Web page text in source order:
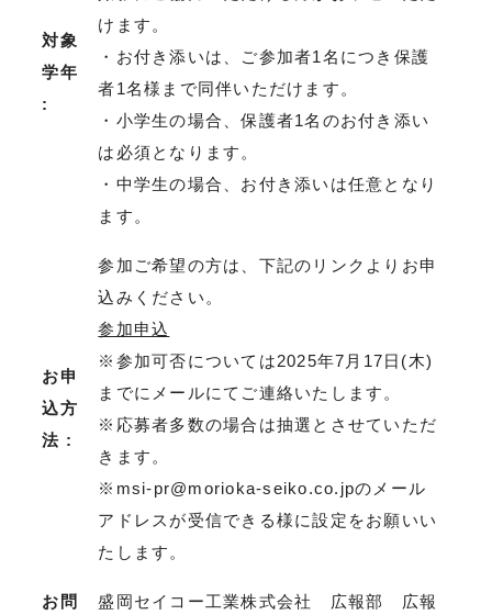
対象
学年
:
けます。
・お付き添いは、ご参加者1名につき保護
者1名様まで同伴いただけます。
・小学生の場合、保護者1名のお付き添い
は必須となります。
・中学生の場合、お付き添いは任意となり
ます。
お申
込方
法 :
参加ご希望の方は、下記のリンクよりお申
込みください。
参加申込
※参加可否については2025年7月17日(木)
までにメールにてご連絡いたします。
※応募者多数の場合は抽選とさせていただ
きます。
※msi-pr@morioka-seiko.co.jpのメール
アドレスが受信できる様に設定をお願いい
たします。
お問 盛岡セイコー工業株式会社 広報部 広報